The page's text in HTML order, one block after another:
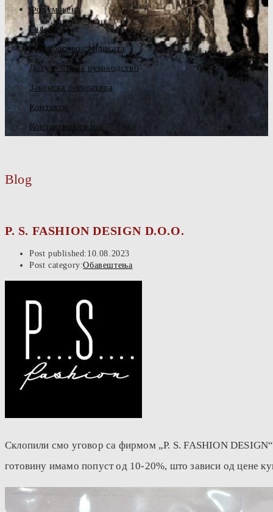
Форум жена
Галерија
Руководство синдиката
Документа за руководство
Законска регулатива
Контакти
Контактирајте нас
Blog
P. S. FASHION DESIGN D.O.O.
Post published: 10.08.2023
Post category:Обавештења
Склопили смо уговор са фирмом „P. S. FASHION
готовину имамо попуст од 10-20%, што зависи од цене